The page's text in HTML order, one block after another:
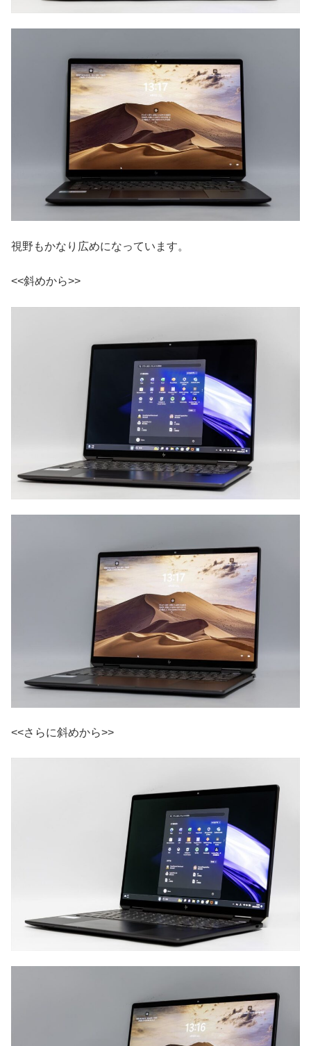
視野もかなり広めになっています。
<<斜めから>>
<<さらに斜めから>>